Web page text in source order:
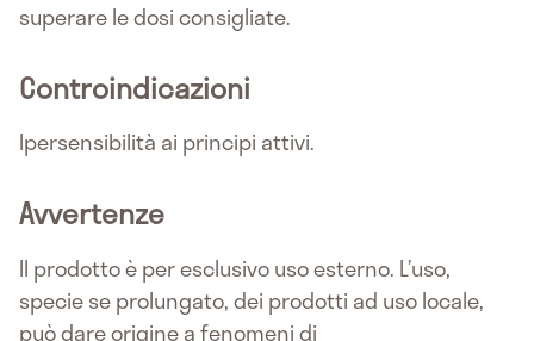
superare le dosi consigliate.
Controindicazioni
Ipersensibilità ai principi attivi.
Avvertenze
Il prodotto è per esclusivo uso esterno. L’uso,
specie se prolungato, dei prodotti ad uso locale,
può dare origine a fenomeni di